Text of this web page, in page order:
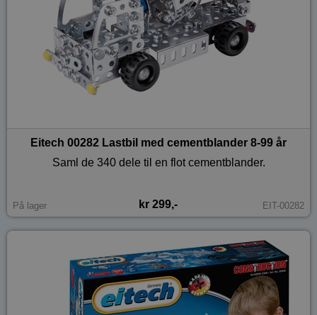
Eitech 00282 Lastbil med cementblander 8-99 år
Saml de 340 dele til en flot cementblander.
På lager kr 299,- EIT-00282